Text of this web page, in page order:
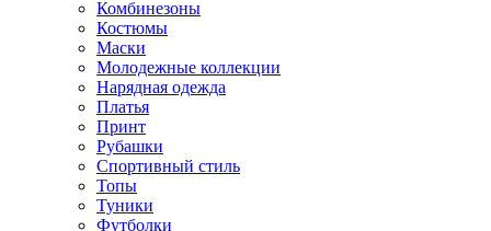
Комбинезоны
Костюмы
Маски
Молодежные коллекции
Нарядная одежда
Платья
Принт
Рубашки
Спортивный стиль
Топы
Туники
Футболки